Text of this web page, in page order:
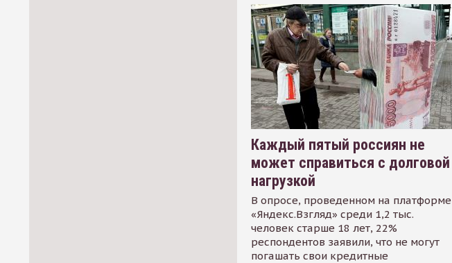
Каждый пятый россиян не
может справиться с долговой
нагрузкой
В опросе, проведенном на платформе
«Яндекс.Взгляд» среди 1,2 тыс.
человек старше 18 лет, 22%
респондентов заявили, что не могут
погашать свои кредитные